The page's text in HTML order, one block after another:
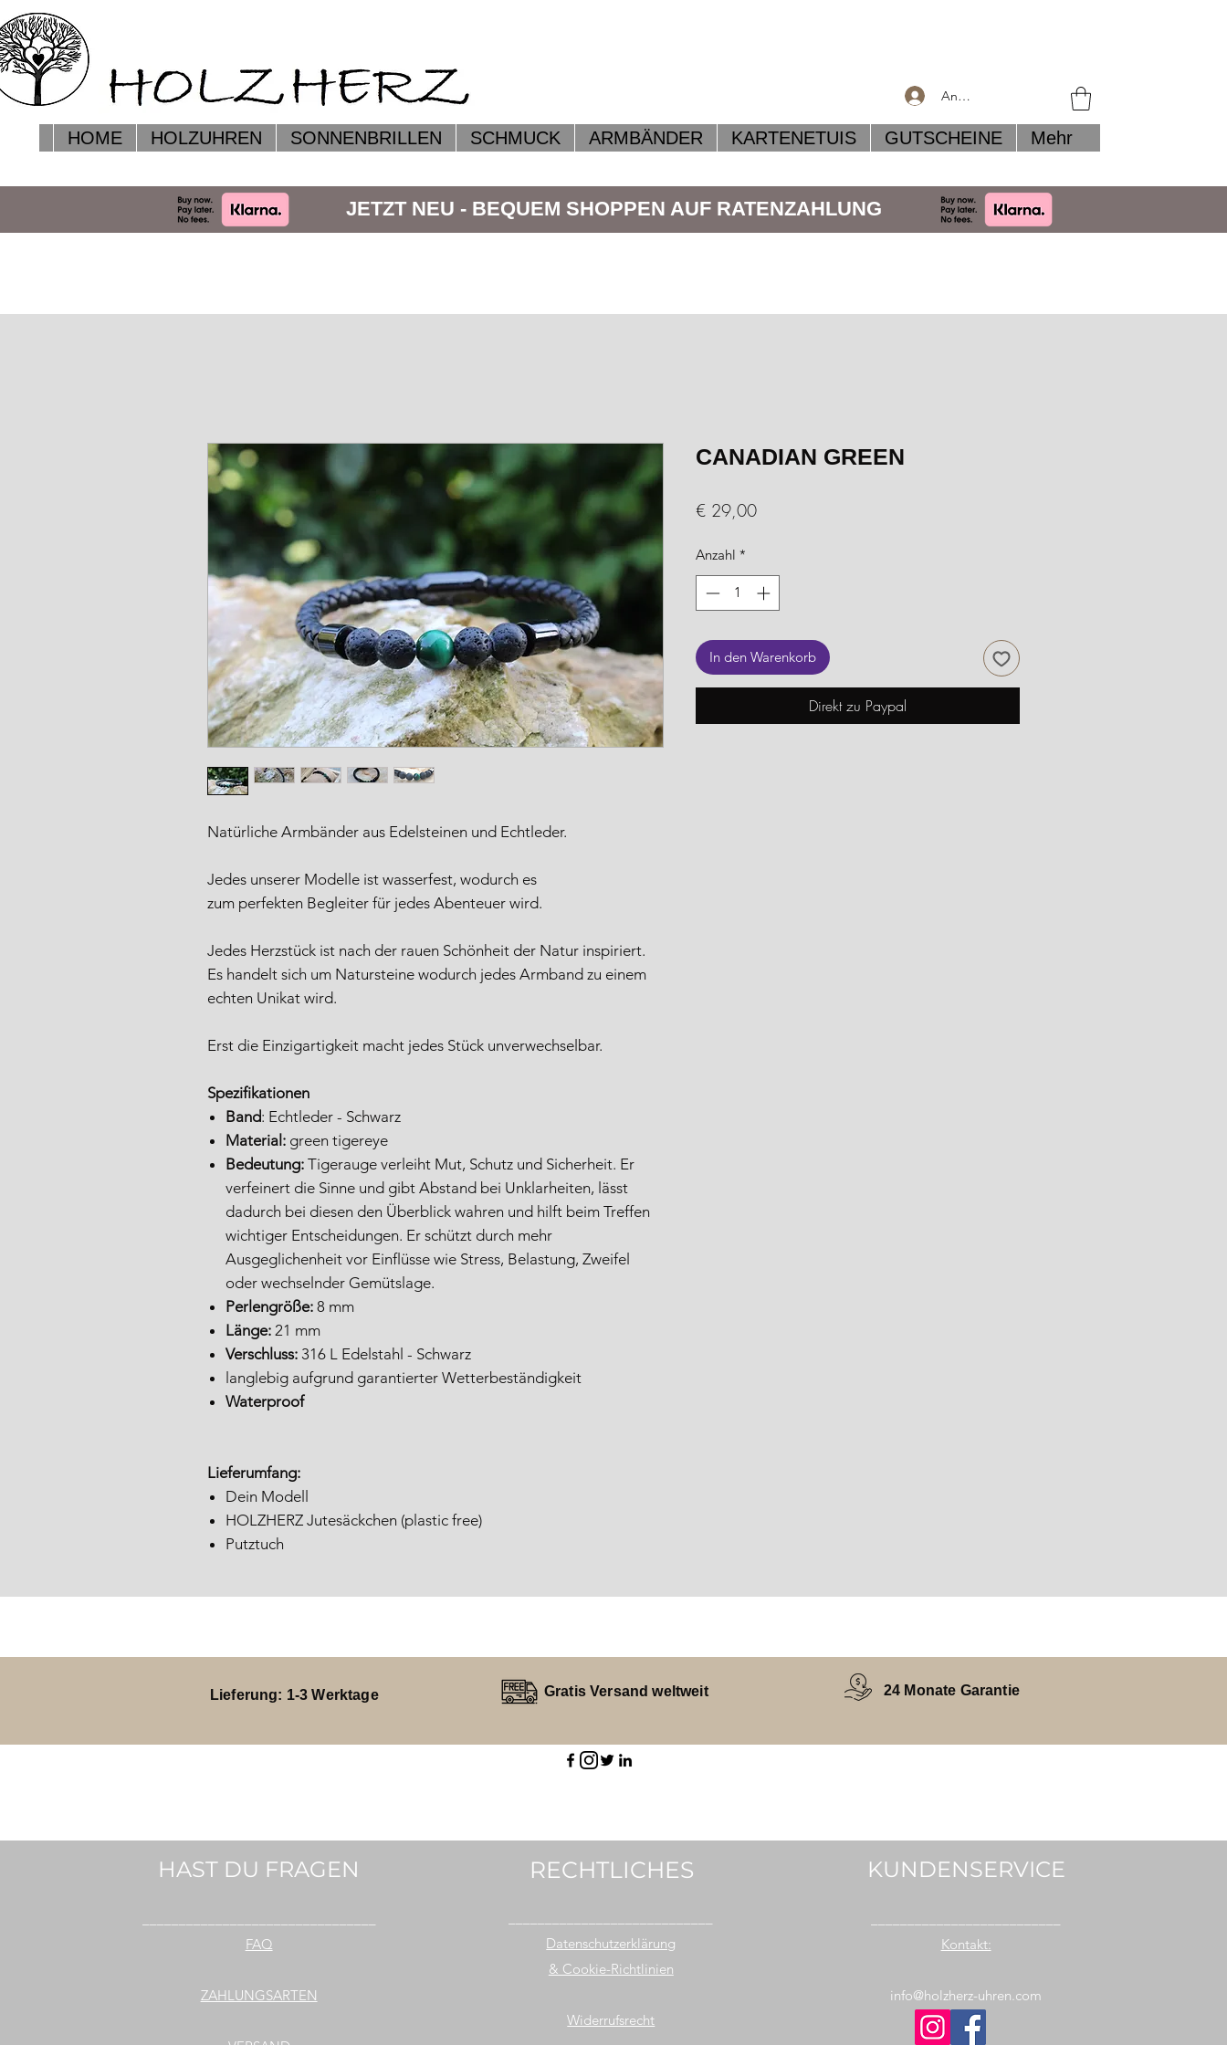
Anmelden
HOME HOLZUHREN SONNENBRILLEN SCHMUCK ARMBÄNDER KARTENETUIS GUTSCHEINE Mehr
JETZT NEU - BEQUEM SHOPPEN AUF RATENZAHLUNG
Natürliche Armbänder aus Edelsteinen und Echtleder.
Jedes unserer Modelle ist wasserfest, wodurch es
zum perfekten Begleiter für jedes Abenteuer wird.
Jedes Herzstück ist nach der rauen Schönheit der Natur inspiriert.
Es handelt sich um Natursteine wodurch jedes Armband zu einem
echten Unikat wird.
Erst die Einzigartigkeit macht jedes Stück unverwechselbar.
Spezifikationen
Band: Echtleder - Schwarz
Material: green tigereye
Bedeutung: Tigerauge verleiht Mut, Schutz und Sicherheit. Er
verfeinert die Sinne und gibt Abstand bei Unklarheiten, lässt
dadurch bei diesen den Überblick wahren und hilft beim Treffen
wichtiger Entscheidungen. Er schützt durch mehr
Ausgeglichenheit vor Einflüsse wie Stress, Belastung, Zweifel
oder wechselnder Gemütslage.
Perlengröße: 8 mm
Länge: 21 mm
Verschluss: 316 L Edelstahl - Schwarz
langlebig aufgrund garantierter Wetterbeständigkeit
Waterproof
Lieferumfang:
Dein Modell
HOLZHERZ Jutesäckchen (plastic free)
Putztuch
CANADIAN GREEN
€ 29,00Preis
Anzahl *
In den Warenkorb
Direkt zu Paypal
Lieferung: 1-3 Werktage Gratis Versand weltweit 24 Monate Garantie
HAST DU FRAGEN
FAQ
ZAHLUNGSARTEN
RECHTLICHES
Datenschutzerklärung
& Cookie-Richtlinien
Widerrufsrecht
KUNDENSERVICE
Kontakt:
info@holzherz-uhren.com